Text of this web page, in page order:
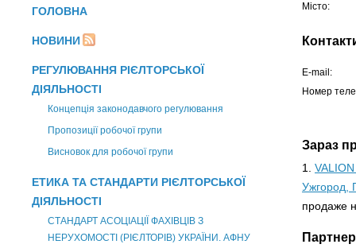
ГОЛОВНА
НОВИНИ
РЕГУЛЮВАННЯ РІЄЛТОРСЬКОЇ
ДІЯЛЬНОСТІ
Концепція законодавчого регулювання
Пропозиції робочої групи
Висновок для робочої групи
ЕТИКА ТА СТАНДАРТИ РІЄЛТОРСЬКОЇ
ДІЯЛЬНОСТІ
СТАНДАРТ АСОЦІАЦІЇ ФАХІВЦІВ З
НЕРУХОМОСТІ (РІЄЛТОРІВ) УКРАЇНИ. АФНУ
Місто:
E-mail:
Номер
Зараз
1. VALION
Ужгород,
продаже